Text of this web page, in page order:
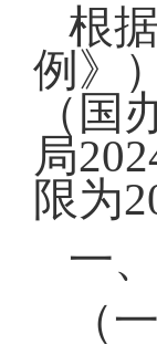
根
例》
（
局
限为
一
（